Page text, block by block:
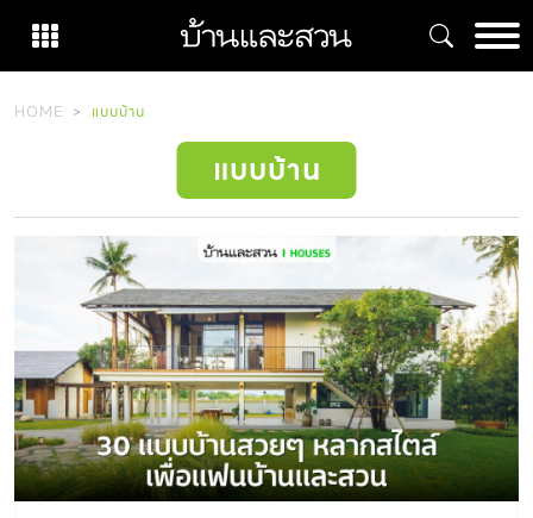
content
HOME แบบบ้าน
แบบบ้าน